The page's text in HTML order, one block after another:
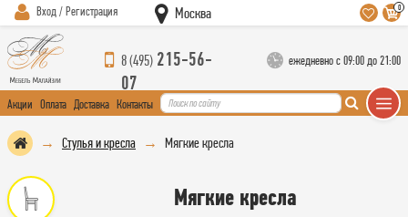
Вход / Регистрация Москва 0
8 (495) 215-56-
07
ежедневно с 09:00 до 21:00
Акции Оплата Доставка Контакты
Стулья и кресла Мягкие кресла
Мягкие кресла